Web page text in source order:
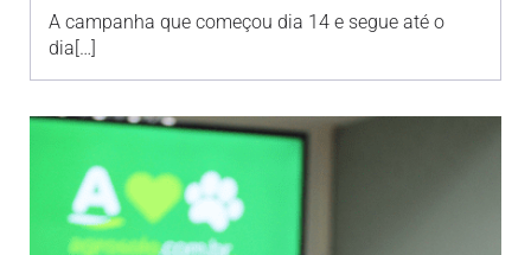
A campanha que começou dia 14 e segue até o
dia[…]